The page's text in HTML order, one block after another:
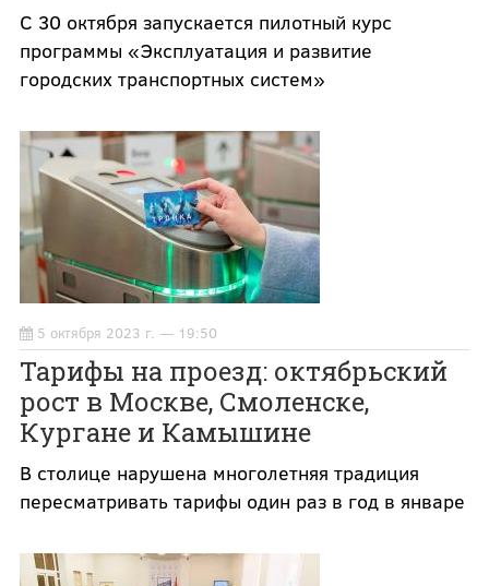
С 30 октября запускается пилотный курс
программы «Эксплуатация и развитие
городских транспортных систем»
5 октября 2023 г. — 19:50
Тарифы на проезд: октябрьский
рост в Москве, Смоленске,
Кургане и Камышине
В столице нарушена многолетняя традиция
пересматривать тарифы один раз в год в январе